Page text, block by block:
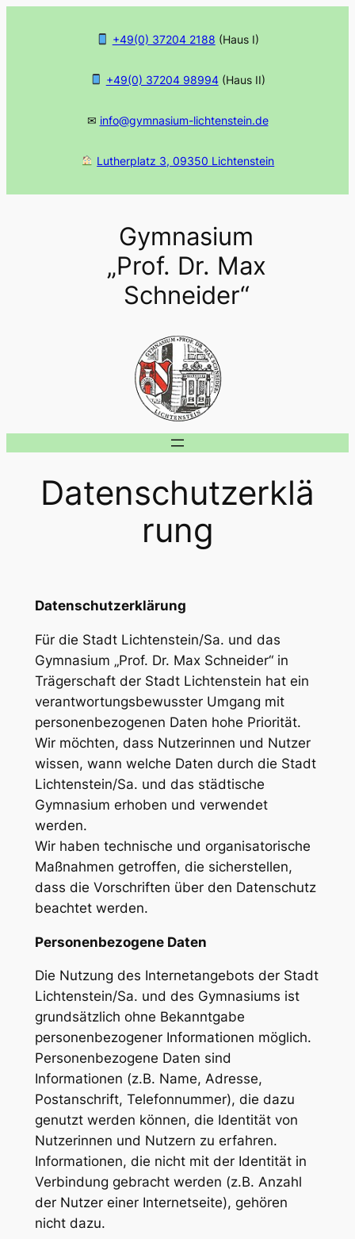
+49(0) 37204 2188 (Haus I)
+49(0) 37204 98994(Haus II)
✉ info@gymnasium-lichtenstein.de
Lutherplatz 3, 09350 Lichtenstein
Gymnasium
„Prof. Dr. Max
Schneider“
Datenschutzerklä
rung
Datenschutzerklärung
Für die Stadt Lichtenstein/Sa. und das
Gymnasium „Prof. Dr. Max Schneider“ in
Trägerschaft der Stadt Lichtenstein hat ein
verantwortungsbewusster Umgang mit
personenbezogenen Daten hohe Priorität.
Wir möchten, dass Nutzerinnen und Nutzer
wissen, wann welche Daten durch die Stadt
Lichtenstein/Sa. und das städtische
Gymnasium erhoben und verwendet
werden.
Wir haben technische und organisatorische
Maßnahmen getroffen, die sicherstellen,
dass die Vorschriften über den Datenschutz
beachtet werden.
Personenbezogene Daten
Die Nutzung des Internetangebots der Stadt
Lichtenstein/Sa. und des Gymnasiums ist
grundsätzlich ohne Bekanntgabe
personenbezogener Informationen möglich.
Personenbezogene Daten sind
Informationen (z.B. Name, Adresse,
Postanschrift, Telefonnummer), die dazu
genutzt werden können, die Identität von
Nutzerinnen und Nutzern zu erfahren.
Informationen, die nicht mit der Identität in
Verbindung gebracht werden (z.B. Anzahl
der Nutzer einer Internetseite), gehören
nicht dazu.